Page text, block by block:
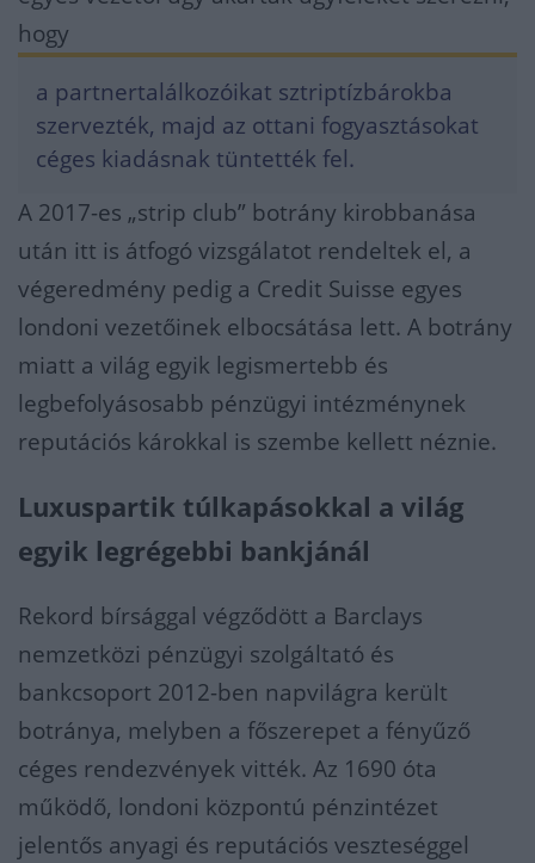
hogy
a partnertalálkozóikat sztriptízbárokba
szervezték, majd az ottani fogyasztásokat
céges kiadásnak tüntették fel.
A 2017-es „strip club” botrány kirobbanása
után itt is átfogó vizsgálatot rendeltek el, a
végeredmény pedig a Credit Suisse egyes
londoni vezetőinek elbocsátása lett. A botrány
miatt a világ egyik legismertebb és
legbefolyásosabb pénzügyi intézménynek
reputációs károkkal is szembe kellett néznie.
Luxuspartik túlkapásokkal a világ
egyik legrégebbi bankjánál
Rekord bírsággal végződött a Barclays
nemzetközi pénzügyi szolgáltató és
bankcsoport 2012-ben napvilágra került
botránya, melyben a főszerepet a fényűző
céges rendezvények vitték. Az 1690 óta
működő, londoni központú pénzintézet
jelentős anyagi és reputációs veszteséggel